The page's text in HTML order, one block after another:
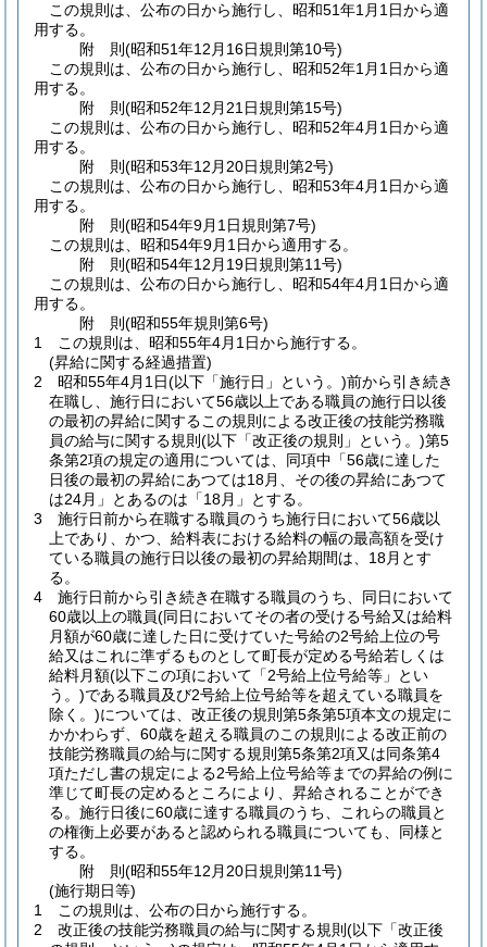
この規則は、公布の日から施行し、昭和51年1月1日から適
用する。
附 則(昭和51年12月16日規則第10号)
この規則は、公布の日から施行し、昭和52年1月1日から適
用する。
附 則(昭和52年12月21日規則第15号)
この規則は、公布の日から施行し、昭和52年4月1日から適
用する。
附 則(昭和53年12月20日規則第2号)
この規則は、公布の日から施行し、昭和53年4月1日から適
用する。
附 則(昭和54年9月1日規則第7号)
この規則は、昭和54年9月1日から適用する。
附 則(昭和54年12月19日規則第11号)
この規則は、公布の日から施行し、昭和54年4月1日から適
用する。
附 則(昭和55年規則第6号)
1
この規則は、昭和55年4月1日から施行する。
(昇給に関する経過措置)
2
昭和55年4月1日(以下「施行日」という。)前から引き続き
在職し、施行日において56歳以上である職員の施行日以後
の最初の昇給に関するこの規則による改正後の技能労務職
員の給与に関する規則 (以下「改正後の規則」という。)第5
条第2項の規定の適用については、同項中「56歳に達した
日後の最初の昇給にあつては18月、その後の昇給にあつて
は24月」とあるのは「18月」とする。
3
施行日前から在職する職員のうち施行日において56歳以
上であり、かつ、給料表における給料の幅の最高額を受け
ている職員の施行日以後の最初の昇給期間は、18月とす
る。
4
施行日前から引き続き在職する職員のうち、同日において
60歳以上の職員(同日においてその者の受ける号給又は給料
月額が60歳に達した日に受けていた号給の2号給上位の号
給又はこれに準ずるものとして町長が定める号給若しくは
給料月額(以下この項において「2号給上位号給等」とい
う。)である職員及び2号給上位号給等を超えている職員を
除く。)については、改正後の規則第5条第5項本文の規定に
かかわらず、60歳を超える職員のこの規則による改正前の
技能労務職員の給与に関する規則第5条第2項又は同条第4
項ただし書の規定による2号給上位号給等までの昇給の例に
準じて町長の定めるところにより、昇給されることができ
る。 施行日後に60歳に達する職員のうち、これらの職員と
の権衡上必要があると認められる職員についても、同様と
する。
附 則(昭和55年12月20日規則第11号)
(施行期日等)
1
この規則は、公布の日から施行する。
2
改正後の技能労務職員の給与に関する規則 (以下「改正後